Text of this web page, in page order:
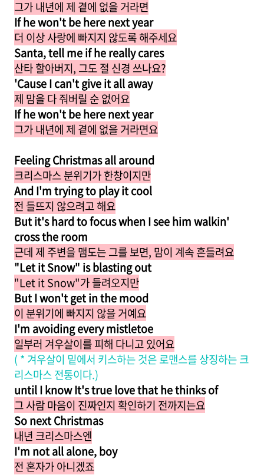
그가 내년에 제 곁에 없을 거라면
If he won't be here next year
더 이상 사랑에 빠지지 않도록 해주세요
Santa, tell me if he really cares
산타 할아버지, 그도 절 신경 쓰나요?
'Cause I can't give it all away
제 맘을 다 줘버릴 순 없어요
If he won't be here next year
그가 내년에 제 곁에 없을 거라면요
Feeling Christmas all around
크리스마스 분위기가 한창이지만
And I'm trying to play it cool
전 들뜨지 않으려고 해요
But it's hard to focuswhen I see him walkin'
cross the room
근데 제 주변을 맴도는 그를 보면, 맘이 계속 흔들려요
"Let it Snow" is blasting out
"Let it Snow"가 들려오지만
But I won't get in the mood
이 분위기에 빠지지 않을 거예요
I'm avoiding every mistletoe
일부러 겨우살이를 피해 다니고 있어요
( * 겨우살이 밑에서 키스하는 것은 로맨스를 상징하는 크
리스마스 전통이다.)
until I know It's true love that he thinks of
그 사람 마음이 진짜인지 확인하기 전까지는요
So next Christmas
내년 크리스마스엔
I'm not all alone, boy
전 혼자가 아니겠죠